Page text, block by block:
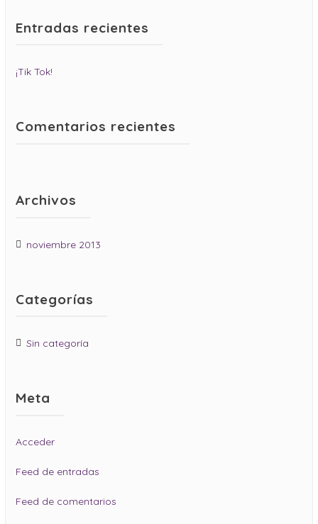
Entradas recientes
¡Tik Tok!
Comentarios recientes
Archivos
noviembre 2013
Categorías
Sin categoría
Meta
Acceder
Feed de entradas
Feed de comentarios